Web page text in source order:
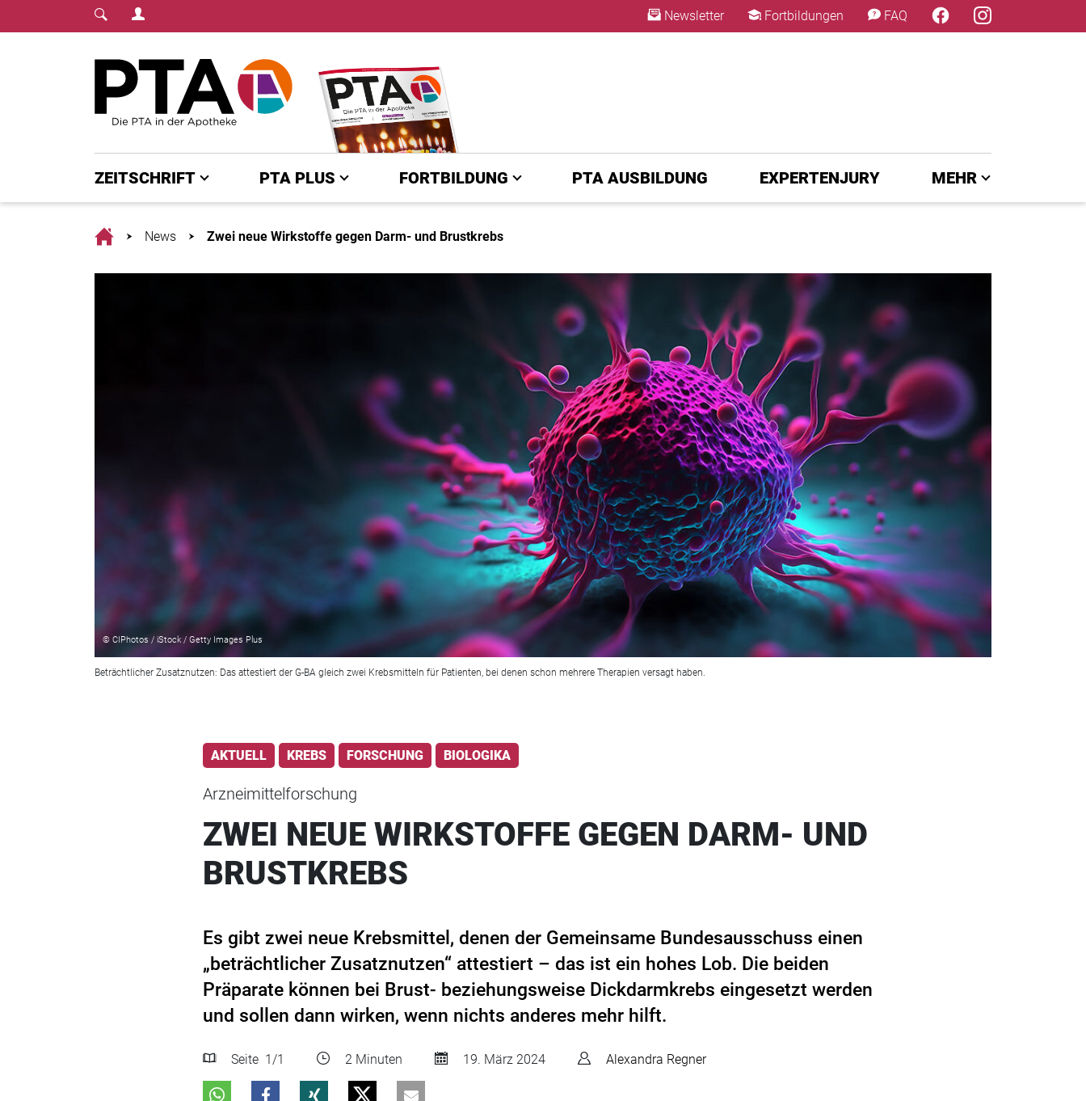
Login Menu Newsletter Fortbildungen FAQ
ZEITSCHRIFT PTA PLUS FORTBILDUNG PTA AUSBILDUNG EXPERTENJURY MEHR
HomeNews Zwei neue Wirkstoffe gegen Darm- und Brustkrebs
© CIPhotos / iStock / Getty Images Plus
Beträchtlicher Zusatznutzen: Das attestiert der G-BA gleich zwei Krebsmitteln für Patienten, bei denen schon mehrere Therapien versagt haben.
AKTUELL KREBS FORSCHUNG BIOLOGIKA
Arzneimittelforschung
ZWEI NEUE WIRKSTOFFE GEGEN DARM- UND
BRUSTKREBS
Es gibt zwei neue Krebsmittel, denen der Gemeinsame Bundesausschuss einen
„beträchtlicher Zusatznutzen“ attestiert – das ist ein hohes Lob. Die beiden
Präparate können bei Brust- beziehungsweise Dickdarmkrebs eingesetzt werden
und sollen dann wirken, wenn nichts anderes mehr hilft.
Seite 1 /1 2 Minuten 19. März 2024 Alexandra Regner
×